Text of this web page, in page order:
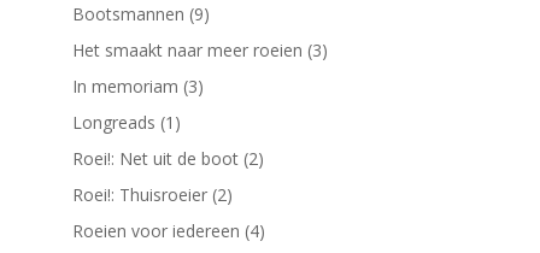
Bootsmannen (9)
Het smaakt naar meer roeien (3)
In memoriam (3)
Longreads (1)
Roei!: Net uit de boot(2)
Roei!: Thuisroeier(2)
Roeien voor iedereen (4)